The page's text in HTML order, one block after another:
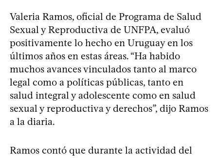
Valeria Ramos, oficial de Programa de Salud
Sexual y Reproductiva de UNFPA, evaluó
positivamente lo hecho en Uruguay en los
últimos años en estas áreas. “Ha habido
muchos avances vinculados tanto al marco
legal como a políticas públicas, tanto en
salud integral y adolescente como en salud
sexual y reproductiva y derechos”, dijo Ramos
a la diaria.
Ramos contó que durante la actividad del